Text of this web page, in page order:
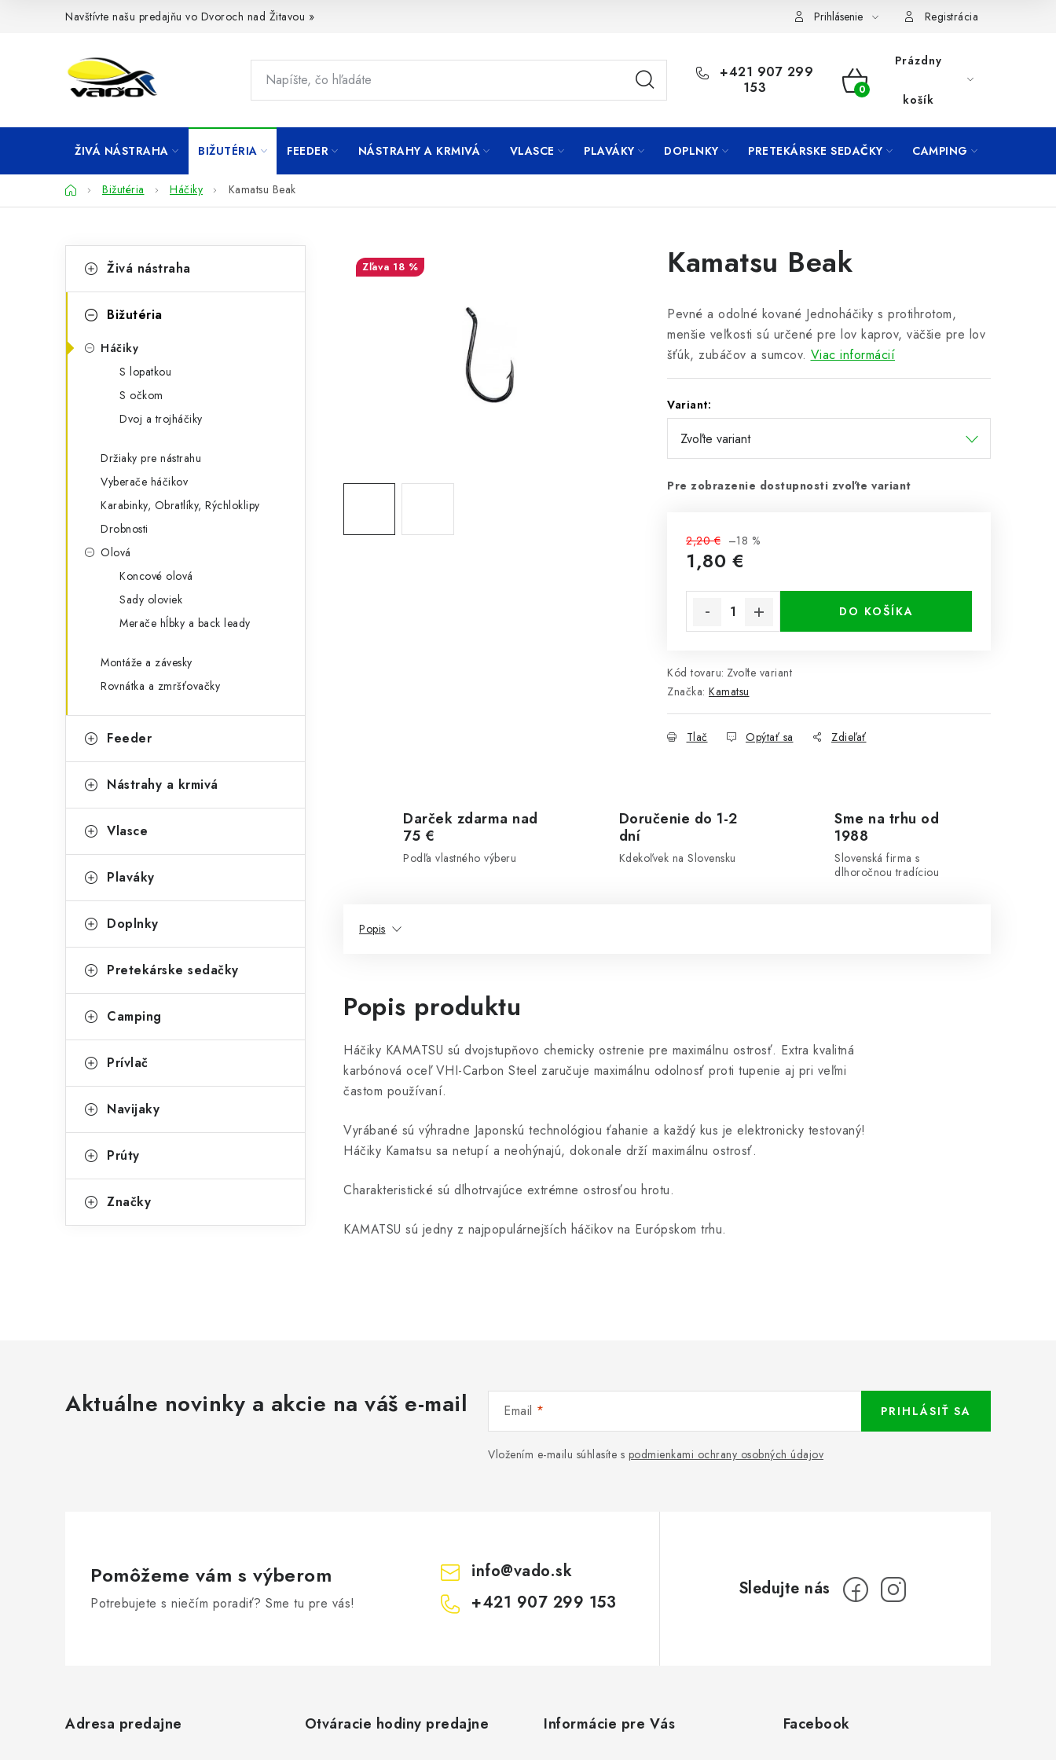
Navštívte našu predajňu vo Dvoroch nad Žitavou » Prihlásenie Registrácia
+421 907 299
153
NÁKUPNÝ
Prázdny
košík
ŽIVÁ NÁSTRAHA BIŽUTÉRIA FEEDER NÁSTRAHY A KRMIVÁ VLASCE PLAVÁKY DOPLNKY PRETEKÁRSKE SEDAČKY CAMPING
DomovBižutéria Háčiky Kamatsu Beak
o
n
kategórie
a
e
g
Živá nástraha
Bižutéria
Háčiky
S lopatkou
S očkom
Dvoj a trojháčiky
Držiaky pre nástrahu
Vyberače háčikov
Karabinky, Obratlíky, Rýchloklipy
Drobnosti
Olová
Koncové olová
Sady oloviek
Merače hĺbky a back leady
Montáže a závesky
Rovnátka a zmršťovačky
Feeder
Nástrahy a krmivá
Vlasce
Plaváky
Doplnky
Pretekárske sedačky
Camping
Prívlač
Navijaky
Prúty
Značky
Kamatsu Beak
Pevné a odolné kované Jednoháčiky s protihrotom,
menšie veľkosti sú určené pre lov kaprov, väčšie pre lov
šťúk, zubáčov a sumcov. Viac informácií
Variant:
Pre zobrazenie dostupnosti zvoľte variant
2,20 € –18 %
1,80 €
DO KOŠÍKA
Kód tovaru: Zvoľte variant
Značka: Kamatsu
Tlač Opýtať sa Zdieľať
18 %
Darček zdarma nad
75 €
Podľa vlastného výberu
Doručenie do 1-2
dní
Kdekoľvek na Slovensku
Sme na trhu od
1988
Slovenská firma s
dlhoročnou tradíciou
Popis
Popis produktu
Háčiky KAMATSU sú dvojstupňovo chemicky ostrenie pre maximálnu ostrosť. Extra kvalitná
karbónová oceľ VHI-Carbon Steel zaručuje maximálnu odolnosť proti tupenie aj pri veľmi
častom používaní.
Vyrábané sú výhradne Japonskú technológiou ťahanie a každý kus je elektronicky testovaný!
Háčiky Kamatsu sa netupí a neohýnajú, dokonale drží maximálnu ostrosť.
Charakteristické sú dlhotrvajúce extrémne ostrosťou hrotu.
KAMATSU sú jedny z najpopulárnejších háčikov na Európskom trhu.
Aktuálne novinky a akcie na váš e-mail Email
Vložením e-mailu súhlasíte s podmienkami ochrany osobných údajov
PRIHLÁSIŤ SA
Pomôžeme vám s výberom
Potrebujete s niečím poradiť? Sme tu pre vás!
info@vado.sk
+421 907 299 153
Adresa predajne Otváracie hodiny predajne Informácie pre Vás Facebook